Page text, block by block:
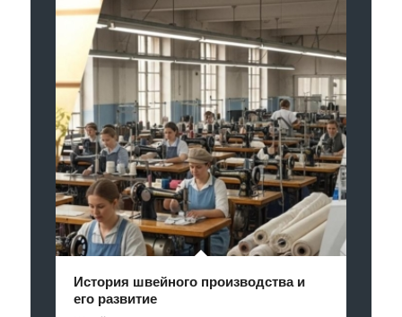
История швейного производства и
его развитие